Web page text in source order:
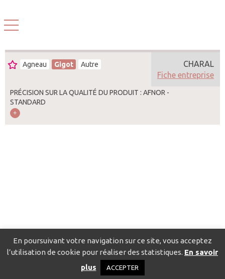
Agneau Gigot Autre
PRÉCISION SUR LA QUALITÉ DU PRODUIT : AFNOR -
STANDARD
CHARAL
Fiche entreprise
Catalogue pour localiser les fournisseurs
Politique de confidentialité
En poursuivant votre navigation sur ce site, vous acceptez
l’utilisation de cookie pour réaliser des statistiques. En savoir
plus
ACCEPTER